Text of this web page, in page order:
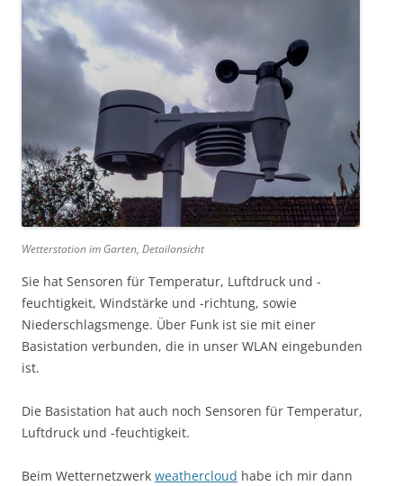
Wetterstation im Garten, Detailansicht
Sie hat Sensoren für Temperatur, Luftdruck und -
feuchtigkeit, Windstärke und -richtung, sowie
Niederschlagsmenge. Über Funk ist sie mit einer
Basistation verbunden, die in unser WLAN eingebunden
ist.
Die Basistation hat auch noch Sensoren für Temperatur,
Luftdruck und -feuchtigkeit.
Beim Wetternetzwerk weathercloud habe ich mir dann